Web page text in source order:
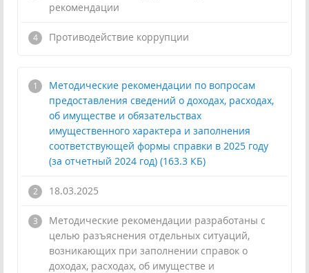
рекомендации
Противодействие коррупции
Методические рекомендации по вопросам
предоставления сведений о доходах, расходах,
об имуществе и обязательствах
имущественного характера и заполнения
соответствующей формы справки в 2025 году
(за отчетный 2024 год) (163.3 КБ)
18.03.2025
Методические рекомендации разработаны с
целью разъяснения отдельных ситуаций,
возникающих при заполнении справок о
доходах, расходах, об имуществе и